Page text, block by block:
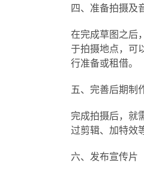
四、准备拍摄及
在完成草图之后
于拍摄地点，可
行准备或租借。
五、完善后期制
完成拍摄后，就
过剪辑、加特效
六、发布宣传片